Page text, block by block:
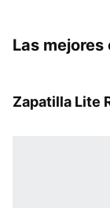
Las
Zapatilla Lite